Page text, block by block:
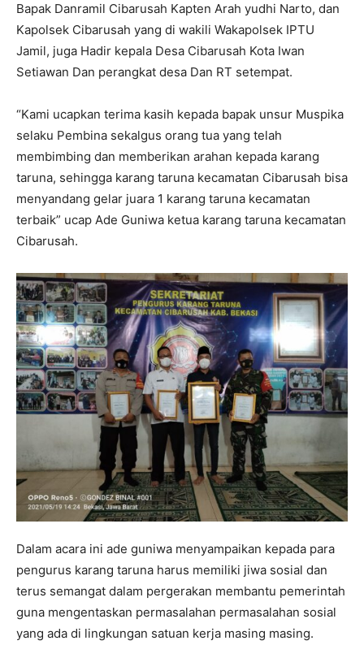
Bapak Danramil Cibarusah Kapten Arah yudhi Narto, dan
Kapolsek Cibarusah yang di wakili Wakapolsek IPTU
Jamil, juga Hadir kepala Desa Cibarusah Kota Iwan
Setiawan Dan perangkat desa Dan RT setempat.
“Kami ucapkan terima kasih kepada bapak unsur Muspika
selaku Pembina sekalgus orang tua yang telah
membimbing dan memberikan arahan kepada karang
taruna, sehingga karang taruna kecamatan Cibarusah bisa
menyandang gelar juara 1 karang taruna kecamatan
terbaik” ucap Ade Guniwa ketua karang taruna kecamatan
Cibarusah.
Dalam acara ini ade guniwa menyampaikan kepada para
pengurus karang taruna harus memiliki jiwa sosial dan
terus semangat dalam pergerakan membantu pemerintah
guna mengentaskan permasalahan permasalahan sosial
yang ada di lingkungan satuan kerja masing masing.